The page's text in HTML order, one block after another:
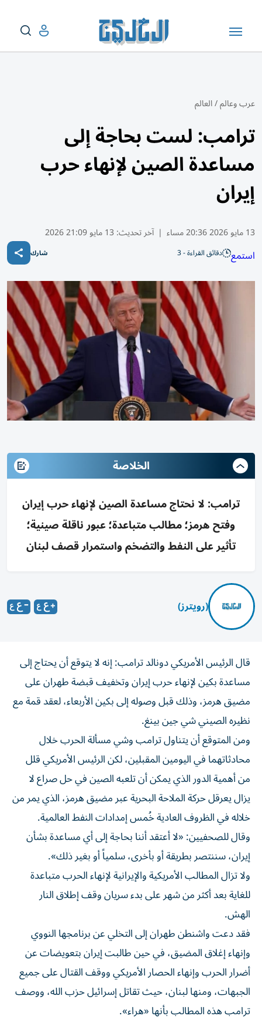
عرب وعالم/العالم
ترامب: لست بحاجة إلى
مساعدة الصين لإنهاء حرب
إيران
13 مايو 2026 20:36 مساء | آخر تحديث: 13 مايو 21:09 2026
استمع دقائق القراءة - 3 شارك
الخلاصة
ترامب: لا نحتاج مساعدة الصين لإنهاء حرب إيران
وفتح هرمز؛ مطالب متباعدة؛ عبور ناقلة صينية؛
تأثير على النفط والتضخم واستمرار قصف لبنان
(رويترز)
قال الرئيس الأمريكي دونالد ترامب: إنه لا يتوقع أن يحتاج إلى
مساعدة بكين لإنهاء حرب إيران وتخفيف قبضة طهران على
مضيق هرمز، وذلك قبل وصوله ​إلى بكين الأربعاء، لعقد قمة ⁠مع
نظيره الصيني شي جين بينغ.
ومن المتوقع أن يتناول ترامب وشي مسألة الحرب خلال
محادثاتهما في اليومين المقبلين، لكن الرئيس ‌الأمريكي قلل
من أهمية الدور الذي يمكن أن تلعبه ‌الصين في حل صراع لا
يزال يعرقل حركة الملاحة البحرية عبر مضيق هرمز، الذي يمر من
خلاله في الظروف العادية خُمس إمدادات النفط العالمية.
وقال للصحفيين: «لا أعتقد أننا بحاجة إلى أي مساعدة بشأن
إيران، سننتصر بطريقة أو بأخرى، سلمياً أو بغير ذلك».
ولا تزال المطالب الأمريكية والإيرانية لإنهاء الحرب متباعدة
للغاية بعد أكثر من شهر على بدء سريان وقف إطلاق النار
الهش.
فقد دعت واشنطن طهران إلى التخلي عن برنامجها النووي
وإنهاء إغلاق المضيق، في حين طالبت إيران بتعويضات عن
أضرار الحرب وإنهاء الحصار الأمريكي ووقف القتال على جميع
الجبهات، ومنها لبنان، حيث تقاتل إسرائيل حزب الله، ووصف
ترامب هذه المطالب بأنها «هراء».